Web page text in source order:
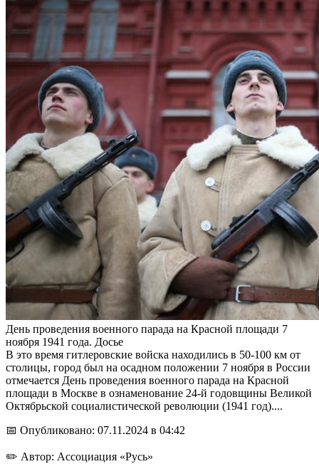
День проведения военного парада на Красной площади 7
ноября 1941 года. Досье
В это время гитлеровские войска находились в 50-100 км от
столицы, город был на осадном положении 7 ноября в России
отмечается День проведения военного парада на Красной
площади в Москве в ознаменование 24-й годовщины Великой
Октябрьской социалистической революции (1941 год)....
📅 Опубликовано: 07.11.2024 в 04:42
✏️ Автор: Ассоциация «Русь»